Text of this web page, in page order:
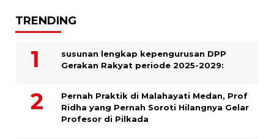
TRENDING
susunan lengkap kepengurusan DPP
Gerakan Rakyat periode 2025-2029:
Pernah Praktik di Malahayati Medan, Prof
Ridha yang Pernah Soroti Hilangnya Gelar
Profesor di Pilkada